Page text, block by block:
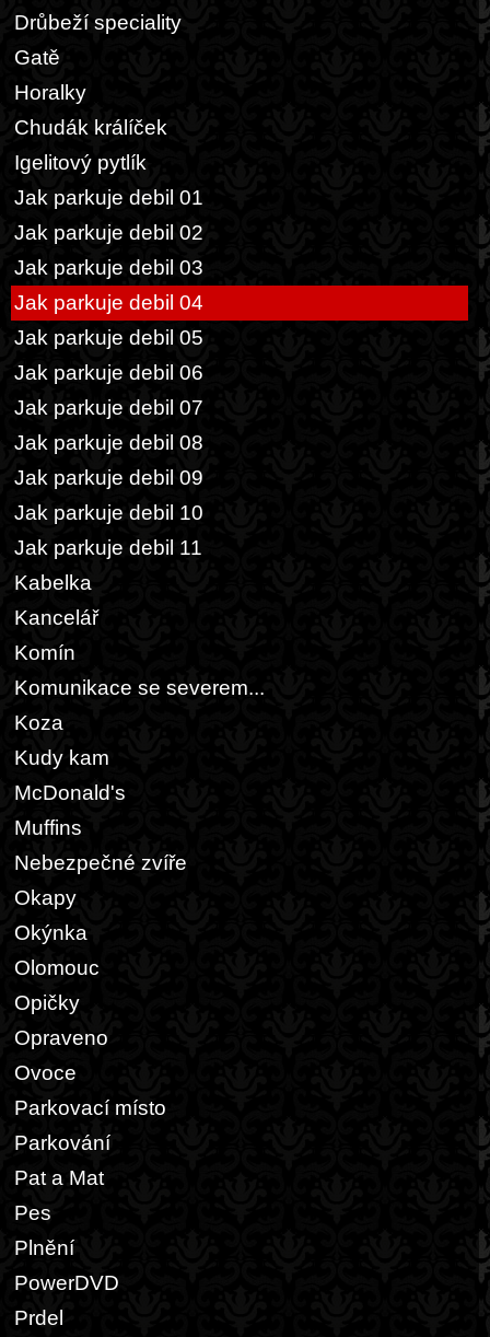
Drůbeží speciality
Gatě
Horalky
Chudák králíček
Igelitový pytlík
Jak parkuje debil 01
Jak parkuje debil 02
Jak parkuje debil 03
Jak parkuje debil 04
Jak parkuje debil 05
Jak parkuje debil 06
Jak parkuje debil 07
Jak parkuje debil 08
Jak parkuje debil 09
Jak parkuje debil 10
Jak parkuje debil 11
Kabelka
Kancelář
Komín
Komunikace se severem...
Koza
Kudy kam
McDonald's
Muffins
Nebezpečné zvíře
Okapy
Okýnka
Olomouc
Opičky
Opraveno
Ovoce
Parkovací místo
Parkování
Pat a Mat
Pes
Plnění
PowerDVD
Prdel